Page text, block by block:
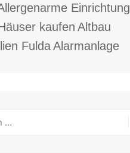
Einrichtung
kaufen Altbau
FuldaAlarmanlage